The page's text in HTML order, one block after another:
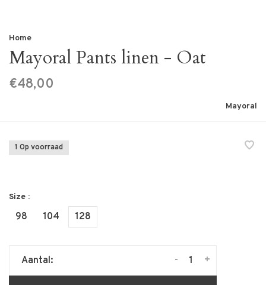
Home
Mayoral Pants linen - Oat
€48,00
Mayoral
1 Op voorraad
Size :
98 104 128
Aantal: +
-